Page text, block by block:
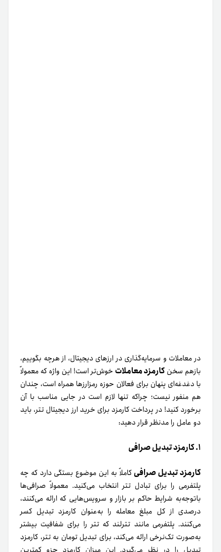
در معاملات و سرمایه‌گذاری در ارزهای دیجیتال، از هرچه بگوییم،
باز‌هم سخن کارمزد معاملات خوش‌تر است! این واژه که معمولاً
با دغدغه‌ای پنهان برای فعالان حوزه رمزارزها همراه است، چندان
هم منفور نیست؛ چراکه تنها لازم است در جایی مناسب با آن
برخورد کنید! در پرداخت کارمزد برای خرید ارز دیجیتال تتر، باید
دو عامل را مدنظر قرار دهید:
۱. کارمزد تبدیل صرافی
کارمزد تبدیل صرافی کاملاً به این موضوع بستگی دارد که چه
پلتفرمی را برای تبادل تتر انتخاب می‌کنید. معمولاً صرافی‌ها
باتوجه‌به شرایط حاکم بر بازار و سرویس‌هایی که ارائه می‌کنند،
درصدی از کل مبلغ معامله را به‌عنوان کارمزد تبدیل کسر
می‌کنند. پلتفرمی مانند تترلند که تتر را برای شفافیت بیشتر
به‌صورت تک‌نرخی ارائه می‌کند، برای تبدیل تومان به تتر، کارمزد